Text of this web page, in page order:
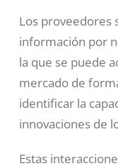
Los proveedores
información por
la que se puede
mercado de
identificar la
innovaciones de
Estas